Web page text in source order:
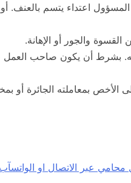
اعتداء يتسم بالعنف.
والجور أو الإهانة.
بشرط أن يكون صاحب العمل
الأخص بمعاملته الجائرة أو